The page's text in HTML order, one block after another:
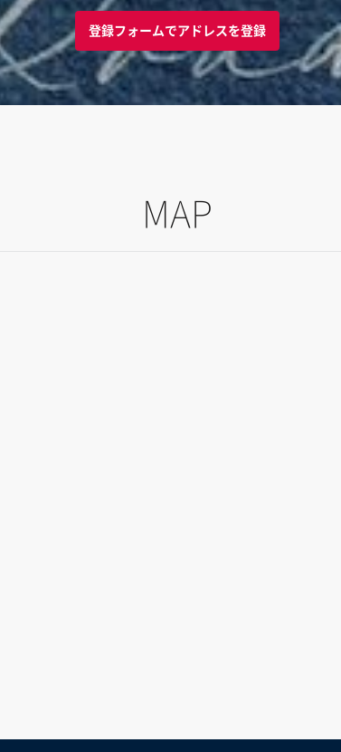
登録フォームでアドレスを登録
MAP